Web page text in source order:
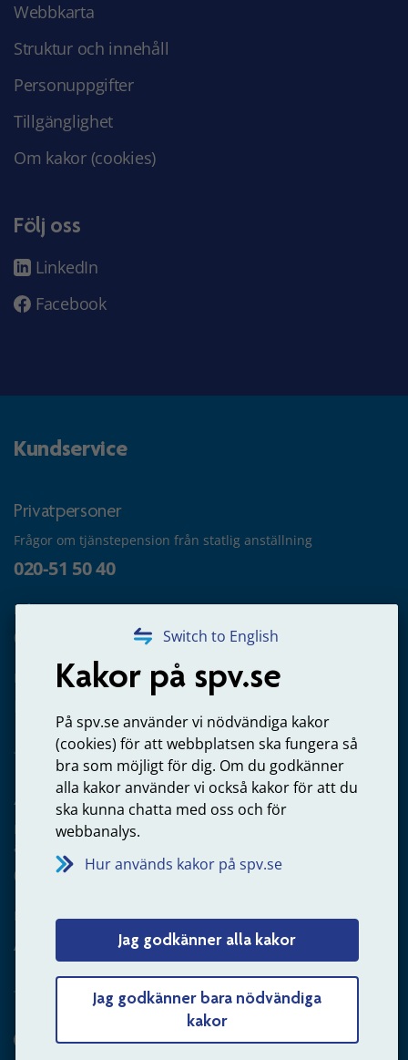
Switch to English
Kakor på spv.se
På spv.se använder vi nödvändiga kakor
(cookies) för att webbplatsen ska fungera så
bra som möjligt för dig. Om du godkänner
alla kakor använder vi också kakor för att du
ska kunna chatta med oss och för
webbanalys.
Hur används kakor på spv.se
Jag godkänner alla kakor
Jag godkänner bara nödvändiga
kakor
Webbkarta
Struktur och innehåll
Personuppgifter
Tillgänglighet
Om kakor (cookies)
Följ oss
LinkedIn
Facebook
Kundservice
Privatpersoner
Frågor om tjänstepension från statlig anställning
020-51 50 40
Frågor om utbetalning
020-65 00 65
Kontakta oss
Arbetsgivare
Frågor om administration av tjänstepension från statlig
anställning
060-18 75 03
Kontakta oss
Arbetsgivare – skicka mejl till oss
Hitta svaret på din fråga